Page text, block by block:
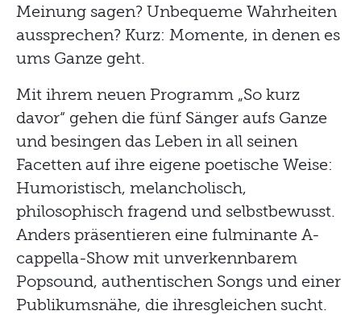
Meinung sagen? Unbequeme Wahrheiten
aussprechen? Kurz: Momente, in denen es
ums Ganze geht.
Mit ihrem neuen Programm „So kurz
davor“ gehen die fünf Sänger aufs Ganze
und besingen das Leben in all seinen
Facetten auf ihre eigene poetische Weise:
Humoristisch, melancholisch,
philosophisch fragend und selbstbewusst.
Anders präsentieren eine fulminante A-
cappella-Show mit unverkennbarem
Popsound, authentischen Songs und einer
Publikumsnähe, die ihresgleichen sucht.